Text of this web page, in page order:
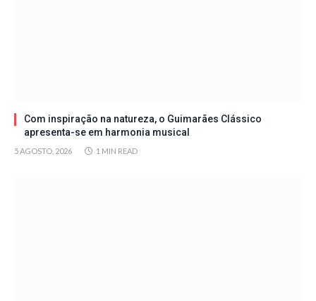
Com inspiração na natureza, o Guimarães Clássico
apresenta-se em harmonia musical
5 AGOSTO, 2026 1 MIN READ